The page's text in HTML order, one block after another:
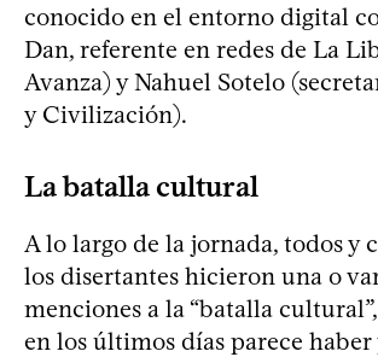
conocido en el entorno digital
Dan, referente en redes de La
Avanza) y Nahuel Sotelo
y Civilización).
La batalla cultural
A lo largo de la jornada, todos y
los disertantes hicieron una o
menciones a la “batalla
en los últimos días parece